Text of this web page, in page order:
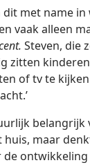
met name in
vaak alleen
Steven, die
zitten
of tv te
belangrijk
maar
ontwikkeling